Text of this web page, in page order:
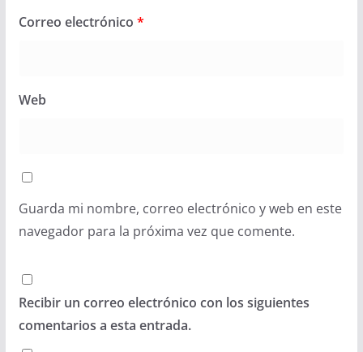
Correo electrónico *
Web
Guarda mi nombre, correo electrónico y web en este
navegador para la próxima vez que comente.
Recibir un correo electrónico con los siguientes
comentarios a esta entrada.